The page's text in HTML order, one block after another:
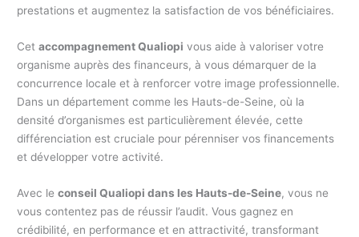
prestations et augmentez la satisfaction de vos bénéficiaires.
Cetaccompagnement Qualiopi vous aide à valoriser votre
organisme auprès des financeurs, à vous démarquer de la
concurrence locale et à renforcer votre image professionnelle.
Dans un département comme les Hauts-de-Seine, où la
densité d’organismes est particulièrement élevée, cette
différenciation est cruciale pour pérenniser vos financements
et développer votre activité.
Avec leconseil Qualiopi dans les Hauts-de-Seine, vous ne
vous contentez pas de réussir l’audit. Vous gagnez en
crédibilité, en performance et en attractivité, transformant